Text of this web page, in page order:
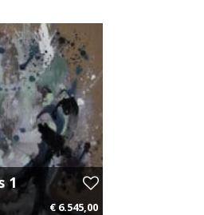
1
€ 6.545,00